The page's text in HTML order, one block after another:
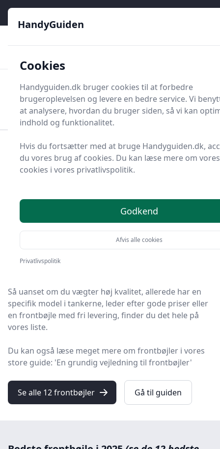
HandyGuiden
Søg nu
Søg nu
Forside Renovering og Byggeri
Værktøj
Diverse værktøj
Værktøjsdele og tilbehør
Bøjler og tilbehør
Frontbøjle
Bedste frontbøjle i 2025
- se de 12 bedste her
Du er kommet til det rette sted! På HandyGuiden har vi
udvalgt 12 af de bedste frontbøjler, så du får det
optimale køb.
Så uanset om du vægter høj kvalitet, allerede har en
specifik model i tankerne, leder efter gode priser eller
en frontbøjle med fri levering, finder du det hele på
vores liste.
Du kan også læse meget mere om frontbøjler i vores
store guide: 'En grundig vejledning til frontbøjler'
Se alle 12 frontbøjler Gå til guiden
HandyGuiden
Cookies
Handyguiden.dk bruger cookies til at forbedre
brugeroplevelsen og levere en bedre service. Vi
at analysere, hvordan du bruger siden, så vi kan
indhold og funktionalitet.
Hvis du fortsætter med at bruge Handyguiden.dk,
du vores brug af cookies. Du kan læse mere om
cookies i vores privatlivspolitik.
Godkend
Afvis alle cookies
Privatlivspolitik